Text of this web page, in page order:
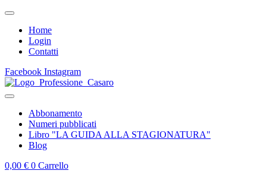
Home
Login
Contatti
Facebook Instagram
Abbonamento
Numeri pubblicati
Libro "LA GUIDA ALLA STAGIONATURA"
Blog
0,00 € 0 Carrello